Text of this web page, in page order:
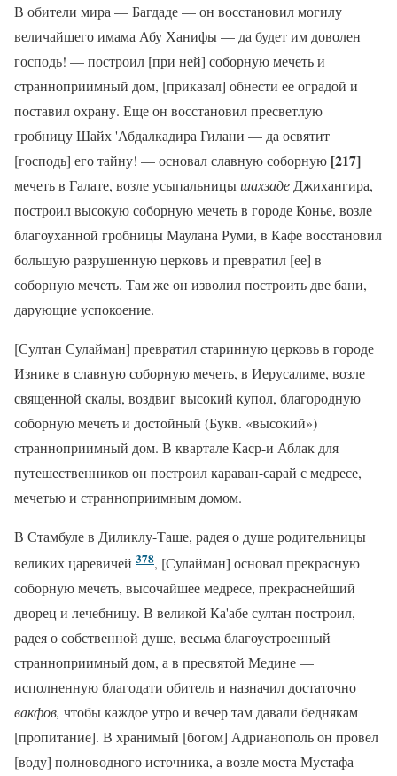
В обители мира — Багдаде — он восстановил могилу
величайшего имама Абу Ханифы — да будет им доволен
господь! — построил [при ней] соборную мечеть и
странноприимный дом, [приказал] обнести ее оградой и
поставил охрану. Еще он восстановил пресветлую
гробницу Шайх 'Абдалкадира Гилани — да освятит
[господь] его тайну! — основал славную соборную [217]
мечеть в Галате, возле усыпальницышахзаде Джихангира,
построил высокую соборную мечеть в городе Конье, возле
благоуханной гробницы Маулана Руми, в Кафе восстановил
большую разрушенную церковь и превратил [ее] в
соборную мечеть. Там же он изволил построить две бани,
дарующие успокоение.
[Султан Сулайман] превратил старинную церковь в городе
Изнике в славную соборную мечеть, в Иерусалиме, возле
священной скалы, воздвиг высокий купол, благородную
соборную мечеть и достойный (Букв. «высокий»)
странноприимный дом. В квартале Каср-и Аблак для
путешественников он построил караван-сарай с медресе,
мечетью и странноприимным домом.
В Стамбуле в Диликлу-Таше, радея о душе родительницы
великих царевичей 378, [Сулайман] основал прекрасную
соборную мечеть, высочайшее медресе, прекраснейший
дворец и лечебницу. В великой Ка'абе султан построил,
радея о собственной душе, весьма благоустроенный
странноприимный дом, а в пресвятой Медине —
исполненную благодати обитель и назначил достаточно
вакфов, чтобы каждое утро и вечер там давали беднякам
[пропитание]. В хранимый [богом] Адрианополь он провел
[воду] полноводного источника, а возле моста Мустафа-